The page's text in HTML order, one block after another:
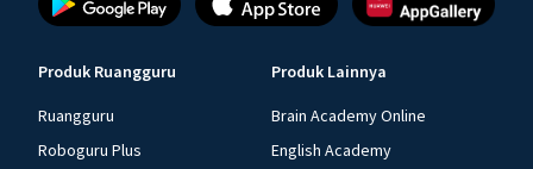
Produk Ruangguru
Ruangguru
Roboguru Plus
Produk Lainnya
Brain Academy Online
English Academy